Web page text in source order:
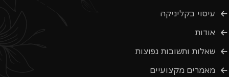
עיסוי בקליניקה
אודות
שאלות ותשובות נפוצות
מאמרים מקצועיים